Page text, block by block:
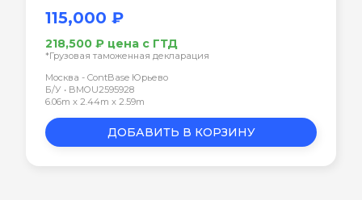
115,000 ₽
218,500 ₽ цена с ГТД
*Грузовая таможенная декларация
Москва - ContBase Юрьево
Б/У • BMOU2595928
6.06m x 2.44m x 2.59m
ДОБАВИТЬ В КОРЗИНУ